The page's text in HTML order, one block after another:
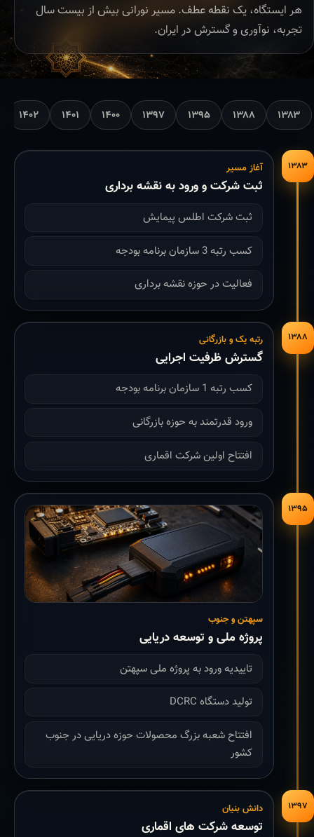
هر ایستگاه، یک نقطه عطف. مسیر نورانی بیش از بیست سال
تجربه، نوآوری و گسترش در ایران.
۱۳۸۳ ۱۳۸۸ ۱۳۹۵ ۱۳۹۷ ۱۴۰۰ ۱۴۰۱ ۱۴۰۲
۱۳۸۳ آغاز مسیر
ثبت شرکت و ورود به نقشه برداری
ثبت شرکت اطلس پیمایش
کسب رتبه 3 سازمان برنامه بودجه
فعالیت در حوزه نقشه برداری
۱۳۸۸ رتبه یک و بازرگانی
گسترش ظرفیت اجرایی
کسب رتبه 1 سازمان برنامه بودجه
ورود قدرتمند به حوزه بازرگانی
افتتاح اولین شرکت اقماری
۱۳۹۵
سپهتن و جنوب
پروژه ملی و توسعه دریایی
تاییدیه ورود به پروژه ملی سپهتن
تولید دستگاه DCRC
افتتاح شعبه بزرگ محصولات حوزه دریایی در جنوب
کشور
۱۳۹۷ دانش بنیان
توسعه شرکت های اقماری